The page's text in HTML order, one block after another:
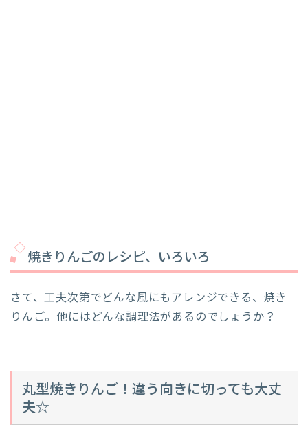
焼きりんごのレシピ、いろいろ
さて、工夫次第でどんな風にもアレンジできる、焼き
りんご。他にはどんな調理法があるのでしょうか？
丸型焼きりんご！違う向きに切っても大丈
夫☆